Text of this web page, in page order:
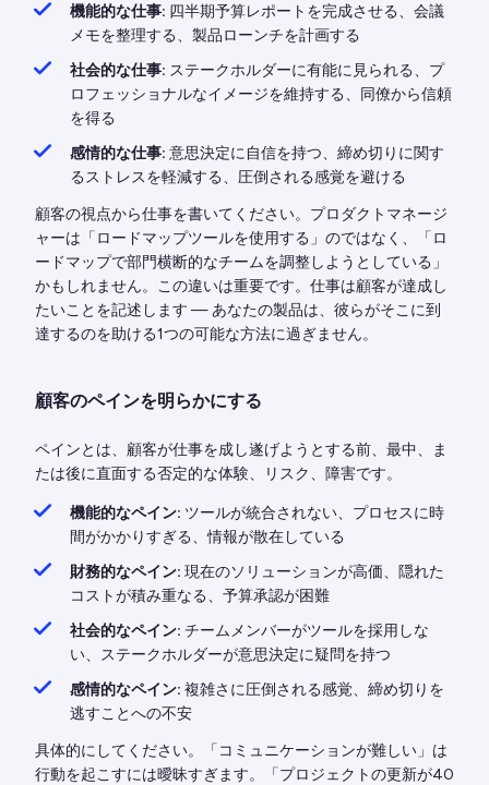
機能的な仕事: 四半期予算レポートを完成させる、会議
メモを整理する、製品ローンチを計画する
社会的な仕事: ステークホルダーに有能に見られる、プ
ロフェッショナルなイメージを維持する、同僚から信頼
を得る
感情的な仕事: 意思決定に自信を持つ、締め切りに関す
るストレスを軽減する、圧倒される感覚を避ける
顧客の視点から仕事を書いてください。プロダクトマネージ
ャーは「ロードマップツールを使用する」のではなく、「ロ
ードマップで部門横断的なチームを調整しようとしている」
かもしれません。この違いは重要です。仕事は顧客が達成し
たいことを記述します — あなたの製品は、彼らがそこに到
達するのを助ける1つの可能な方法に過ぎません。
顧客のペインを明らかにする
ペインとは、顧客が仕事を成し遂げようとする前、最中、ま
たは後に直面する否定的な体験、リスク、障害です。
機能的なペイン: ツールが統合されない、プロセスに時
間がかかりすぎる、情報が散在している
財務的なペイン: 現在のソリューションが高価、隠れた
コストが積み重なる、予算承認が困難
社会的なペイン: チームメンバーがツールを採用しな
い、ステークホルダーが意思決定に疑問を持つ
感情的なペイン: 複雑さに圧倒される感覚、締め切りを
逃すことへの不安
具体的にしてください。「コミュニケーションが難しい」は
行動を起こすには曖昧すぎます。「プロジェクトの更新が40